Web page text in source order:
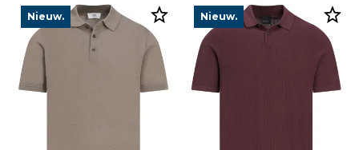
Nieuw. Nieuw.